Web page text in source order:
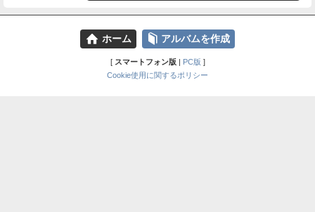
⌂ ホーム 📕 アルバムを作成
[ スマートフォン版| PC版 ]
Cookie使用に関するポリシー